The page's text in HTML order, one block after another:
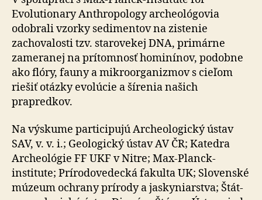
Evolutionary Anthropology archeológovia
odobrali vzorky sedimentov na zistenie
zachovalosti tzv. starovekej DNA, primárne
zameranej na prítomnosť hominínov, podobne
ako flóry, fauny a mikroorganizmov s cieľom
riešiť otázky evolúcie a šírenia našich
prapredkov.
Na výskume participujú Archeologický ústav
SAV, v. v. i.; Geologický ústav AV ČR; Katedra
Archeológie FF UKF v Nitre; Max-Planck-
institute; Prírodovedecká fakulta UK; Slovenské
múzeum ochrany prírody a jaskyniarstva; Štát­